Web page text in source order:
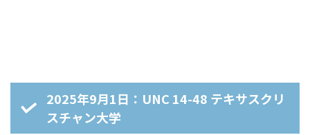
2025年9月1日：UNC 14-48 テキサスクリ
スチャン大学